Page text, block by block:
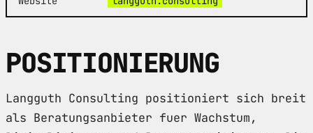
POSITIONIERUNG
Langguth Consulting positioniert sich breit
als Beratungsanbieter fuer Wachstum,